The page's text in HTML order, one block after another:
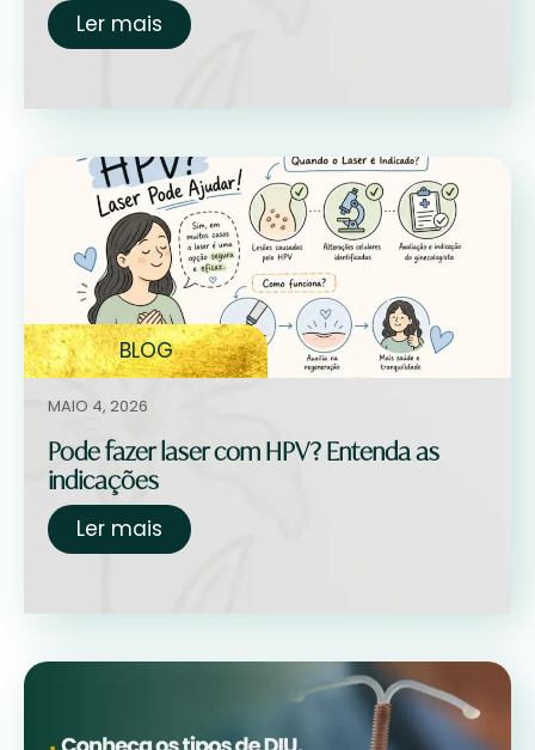
Ler mais
BLOG
MAIO 4, 2026
Pode fazer laser com HPV? Entenda as
indicações
Ler mais